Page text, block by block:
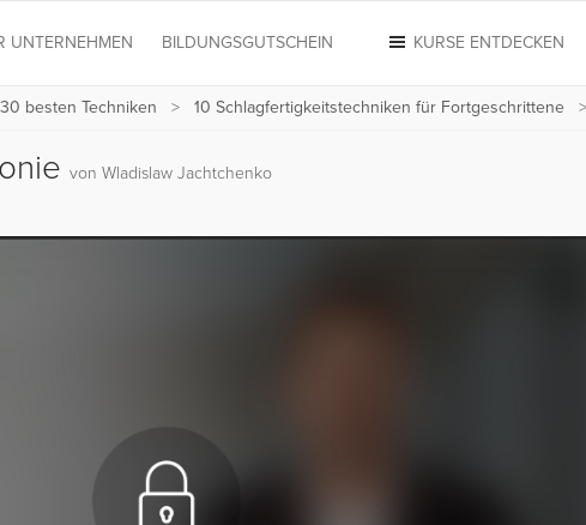
KURSE ENTDECKEN
UNTERNEHMEN BILDUNGSGUTSCHEIN
besten Techniken 10 Schlagfertigkeitstechniken für Fortgeschrittene
von Wladislaw Jachtchenko